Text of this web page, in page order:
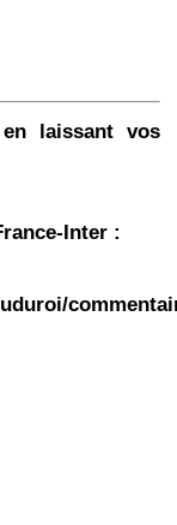
laissant vos
Inter :